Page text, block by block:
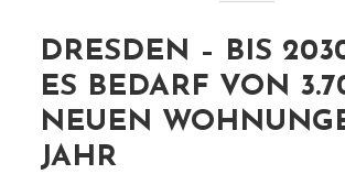
DRESDEN – BIS
ES BEDARF VON
NEUEN
JAHR